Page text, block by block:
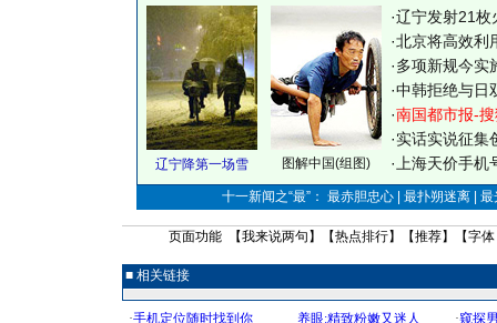
辽宁降第一场雪 图解中国(组图)
·辽宁发射21枚
·北京将高效利
·多项新规今实
·中韩拒绝与日
·南国都市报-
·实话实说征集
· 上海天价手
十一新闻之“最”： 最赤胆忠心 | 最扑朔迷离 |
页面功能 【我来说两句 】【热点排行】【推荐】【字体
■ 相关链接